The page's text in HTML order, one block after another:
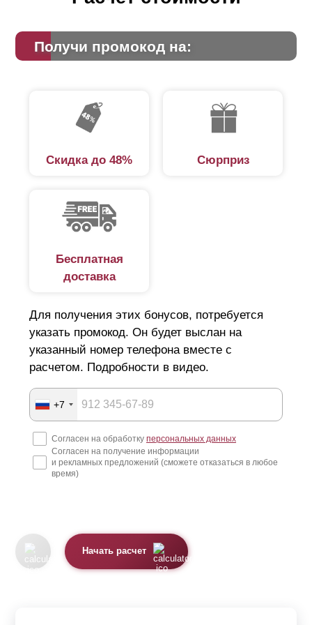
Получи промокод на:
Скидка до 48% Сюрприз
Бесплатная
доставка
Для получения этих бонусов, потребуется
указать промокод. Он будет выслан на
указанный номер телефона вместе с
расчетом. Подробности в видео.
+7
Согласен на обработку персональных данных
Согласен на получение информации
и рекламных предложений (сможете отказаться в любое
время)
Начать расчет